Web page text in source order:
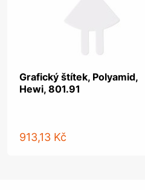
Grafický štítek, Polyamid,
Hewi, 801.91
913,13 Kč